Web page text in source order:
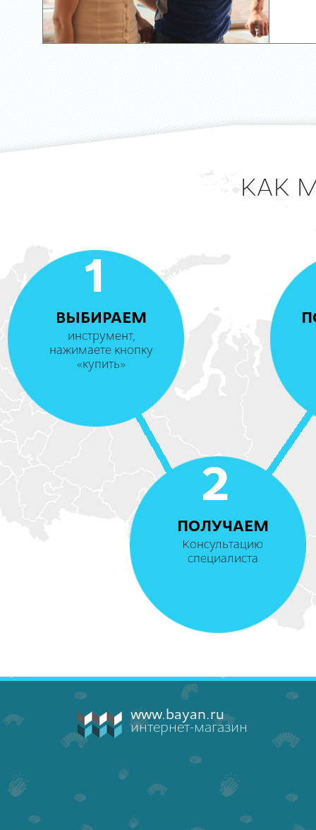
КАК
1
ВЫБИРАЕМ
инструмент,
нажимаете кнопку
«купить»
2
ПОЛУЧАЕМ
Консультацию
специалиста
www.bayan.ru
интернет-магазин